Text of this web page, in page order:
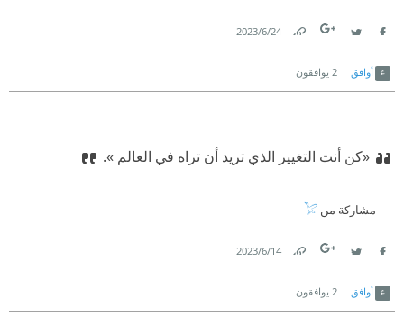
24‏/6‏/2023
أوافق 2 يوافقون
«كن أنت التغيير الذي تريد أن تراه في العالم ».⁠‫
مشاركة من
14‏/6‏/2023
أوافق 2 يوافقون